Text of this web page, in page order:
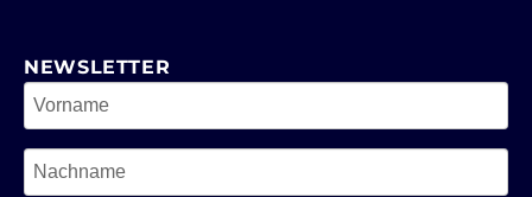
NEWSLETTER